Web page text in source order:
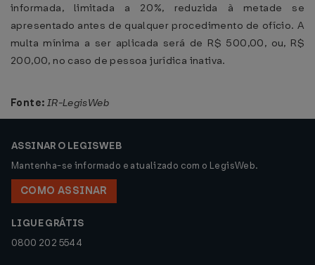
informada, limitada a 20%, reduzida à metade se
apresentado antes de qualquer procedimento de ofício. A
multa mínima a ser aplicada será de R$ 500,00, ou, R$
200,00, no caso de pessoa jurídica inativa.
Fonte: IR-LegisWeb
ASSINAR O LEGISWEB
Mantenha-se informado e atualizado com o LegisWeb.
COMO ASSINAR
LIGUE GRÁTIS
0800 202 5544